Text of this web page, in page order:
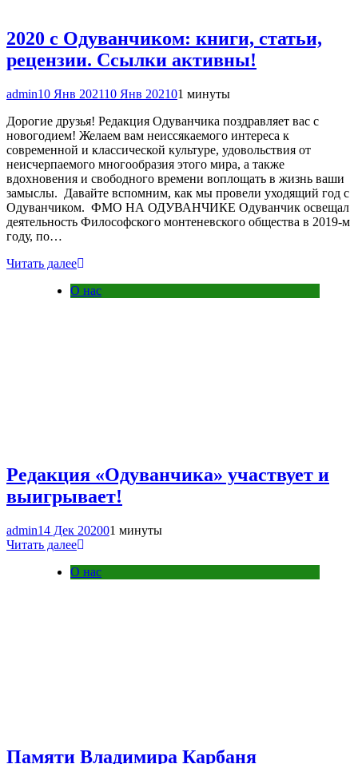
2020 с Одуванчиком: книги, статьи,
рецензии. Ссылки активны!
admin10 Янв 202110 Янв 202101 минуты
Дорогие друзья! Редакция Одуванчика поздравляет вас с
новогодием! Желаем вам неиссякаемого интереса к
современной и классической культуре, удовольствия от
неисчерпаемого многообразия этого мира, а также
вдохновения и свободного времени воплощать в жизнь ваши
замыслы. Давайте вспомним, как мы провели уходящий год с
Одуванчиком. ФМО НА ОДУВАНЧИКЕ Одуванчик освещал
деятельность Философского монтеневского общества в 2019-м
году, по…
Читать далее
О нас
Редакция «Одуванчика» участвует и
выигрывает!
admin14 Дек 202001 минуты
Читать далее
О нас
Памяти Владимира Карбаня